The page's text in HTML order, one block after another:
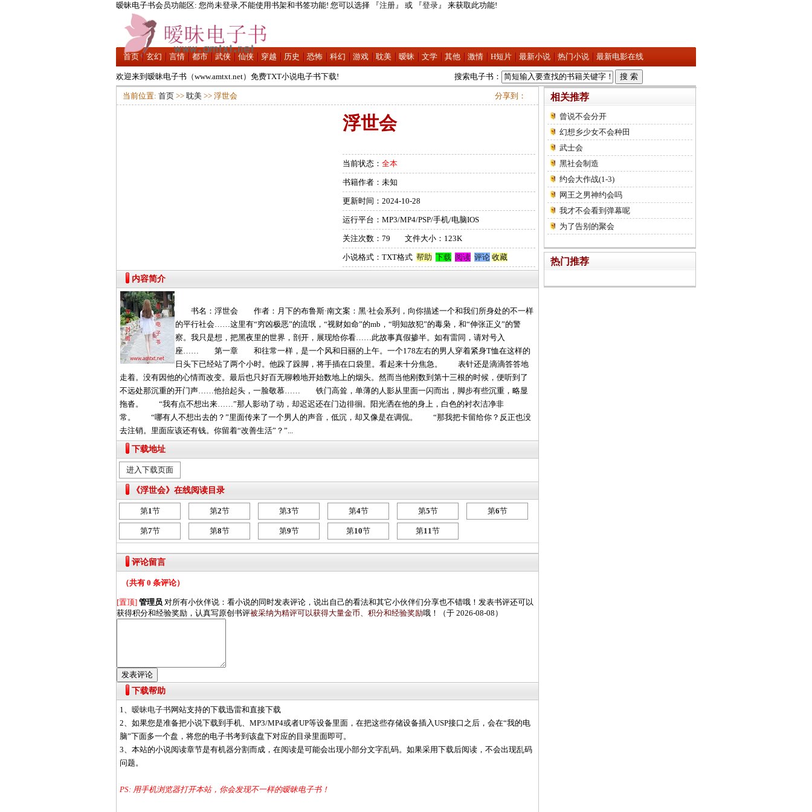
暧昧电子书会员功能区: 您尚未登录,不能使用书架和书签功能! 您可以选择 『注册』 或 『登录』 来获取此功能!
首页 玄幻 言情 都市 武侠 仙侠 穿越 历史 恐怖 科幻 游戏 耽美 暧昧 文学 其他 激情 H短片 最新小说 热门小说 最新电影在线
欢迎来到暧昧电子书（www.amtxt.net）免费TXT小说电子书下载!
欢迎来到暧昧电子书（www.amtxt.net）免费TXT小说电子书下载!
搜索电子书：
当前位置: 首页 >> 耽美 >> 浮世会 分享到：
浮世会
当前状态： 全本
书籍作者：未知
更新时间：2024-10-28
运行平台：MP3/MP4/PSP/手机/电脑IOS
关注次数：79 文件大小：123K
小说格式：TXT格式 帮助 下载 阅读 评论 收藏
内容简介
书名：浮世会 作者：月下的布鲁斯·南文案：黑·社会系列，向你描述一个和我们所身处的不一样
的平行社会……这里有“穷凶极恶”的流氓，“视财如命”的mb，“明知故犯”的毒枭，和“伸张正义”的警
察。我只是想，把黑夜里的世界，剖开，展现给你看……此故事真假掺半。如有雷同，请对号入
座…… 第一章 和往常一样，是一个风和日丽的上午。一个178左右的男人穿着紧身T恤在这样的
日头下已经站了两个小时。他跺了跺脚，将手插在口袋里。看起来十分焦急。 表针还是滴滴答答地
走着。没有因他的心情而改变。最后也只好百无聊赖地开始数地上的烟头。然而当他刚数到第十三根的时候，便听到了
不远处那沉重的开门声……他抬起头，一脸敬慕…… 铁门高耸，单薄的人影从里面一闪而出，脚步有些沉重，略显
拖沓。 “我有点不想出来……”那人影动了动，却迟迟还在门边徘徊。阳光洒在他的身上，白色的衬衣洁净非
常。 “哪有人不想出去的？”里面传来了一个男人的声音，低沉，却又像是在调侃。 “那我把卡留给你？反正也没
去注销。里面应该还有钱。你留着“改善生活”？”...
下载地址
进入下载页面
《浮世会》在线阅读目录
第1节 第2节 第3节 第4节 第5节 第6节
第7节 第8节 第9节 第10节 第11节
评论留言
（共有 0 条评论）
[置顶] 管理员 对所有小伙伴说： 看小说的同时发表评论，说出自己的看法和其它小伙伴们分享也不错哦！发表书评还可以
获得积分和经验奖励，认真写原创书评被采纳为精评可以获得大量金币、积分和经验奖励哦！ （于 2026-08-08）
下载帮助
1、 暧昧电子书 网站支持的下载迅雷和直接下载
2、如果您是准备把小说下载到手机、MP3/MP4或者UP等设备里面，在把这些存储设备插入USP接口之后，会在“我的电
脑”下面多一个盘，将您的电子书考到该盘下对应的目录里面即可。
3、本站的小说阅读章节是有机器分割而成，在阅读是可能会出现小部分文字乱码。如果采用下载后阅读，不会出现乱码
问题。
PS: 用手机浏览器打开本站，你会发现不一样的暧昧电子书！
相关推荐
曾说不会分开
幻想乡少女不会种田
武士会
黑社会制造
约会大作战(1-3)
网王之男神约会吗
我才不会看到弹幕呢
为了告别的聚会
热门推荐